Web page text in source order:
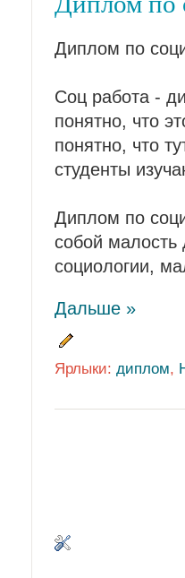
Диплом по
Соц работа -
понятно, что
понятно, что
студенты
Диплом по
собой
социологии,
Дальше »
Ярлыки: диплом,